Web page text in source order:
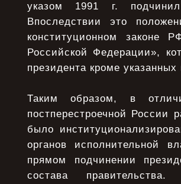
указом 1991 г.
Впоследствии это
конституционном законе
Российской Федерации»,
президента кроме
Таким образом, в
постперестроечной России
было
органов исполнительной
прямом подчинении
состава